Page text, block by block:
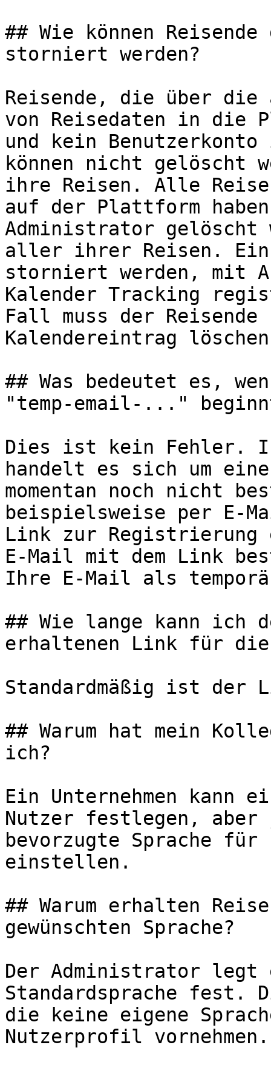
## Wie können
storniert werden?
Reisende, die über die
von Reisedaten in die
und kein
können nicht gelöscht
ihre Reisen. Alle
auf der Plattform
Administrator
aller ihrer Reisen.
storniert werden, mit
Kalender Tracking
Fall muss der
Kalendereintrag
## Was bedeutet es,
"temp-email-..."
Dies ist kein Fehler.
handelt es sich um
momentan noch nicht
beispielsweise per E-
Link zur
E-Mail mit dem Link
Ihre E-Mail als
## Wie lange kann ich
erhaltenen Link für die
Standardmäßig ist der
## Warum hat mein
ich?
Ein Unternehmen kann
Nutzer festlegen, aber
bevorzugte Sprache
einstellen.
## Warum erhalten
gewünschten Sprache?
Der Administrator legt
Standardsprache
die keine eigene